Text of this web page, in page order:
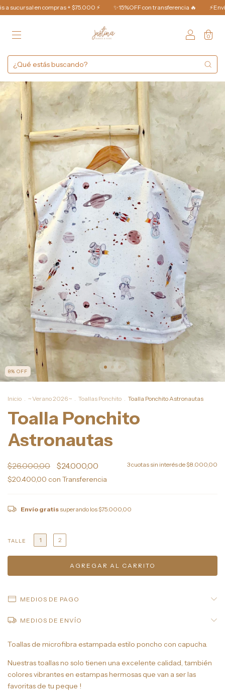
compras + $75.000 ⚡️ ✨15%OFF con transferencia 🔥 ⚡️Envío Gratis a
0
8% OFF
Inicio . ~ Verano 2026 ~ . Toallas Ponchito . Toalla Ponchito Astronautas
Toalla Ponchito
Astronautas
$26.000,00 $24.000,00 3cuotas sin interés de$8.000,00
$20.400,00 con Transferencia
Envío gratis superando los$75.000,00
TALLE 1 2
MEDIOS DE PAGO
MEDIOS DE ENVÍO
Toallas de microfibra estampada estilo poncho con capucha.
Nuestras toallas no solo tienen una excelente calidad, también
colores vibrantes en estampas hermosas que van a ser las
favoritas de tu peque !